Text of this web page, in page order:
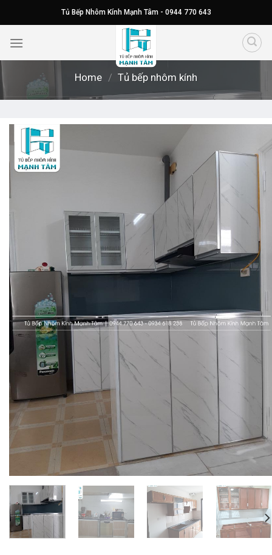
to
content
Tủ Bếp Nhôm Kính Mạnh Tâm - 0944 770 643
Home / Tủ bếp nhôm kính